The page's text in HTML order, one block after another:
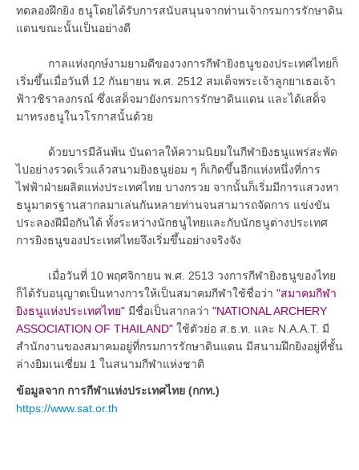
ทดลองฝึกยิง ธนูโดยได้รับการสนับสนุนจากท่านเจ้ากรมการรักษาดิน
แดนขณะนั้นเป็นอย่างดี
กาลแห่งฤกษ์งามยามดีของวงการกีฬายิงธนูของประเทศไทยก็
เริ่มขึ้นเมื่อวันที่ 12 กันยายน พ.ศ. 2512 สมเด็จพระเจ้าลูกยาเธอเจ้า
ฟ้าวชิราลงกรณ์ ซึ่งเสด็จมายังกรมการรักษาดินแดน และได้เสด็จ
มาทรงธนูในวโรกาสนั้นด้วย
ด้วยบารมีล้นพ้น บันดาลให้ความนิยมในกีฬายิงธนูแพร่สะพัด
ไปอย่างรวดเร็วแล้วสนามยิงธนูย่อม ๆ ก็เกิดขึ้นอีกแห่งหนึ่งที่การ
ไฟฟ้าฝ่ายผลิตแห่งประเทศไทย บางกรวย จากนั้นก็เริ่มมีการแสวงหา
ธนูมาตรฐานสากลมาเล่นกันหลายท่านจนสามารถจัดการ แข่งขัน
ประลองฝีมือกันได้ ทั้งระหว่างนักธนูไทยและกับนักธนูต่างประเทศ
การยิงธนูของประเทศไทยจึงเริ่มขึ้นอย่างจริงจัง
เมื่อวันที่ 10 พฤศจิกายน พ.ศ. 2513 วงการกีฬายิงธนูของไทย
ก็ได้รับอนุญาตเป็นทางการให้เป็นสมาคมกีฬาใช้ชื่อว่า "สมาคมกีฬา
ยิงธนูแห่งประเทศไทย" มีชื่อเป็นสากลว่า "NATIONAL ARCHERY
ASSOCIATION OF THAILAND" ใช้ตัวย่อ ส.ธ.ท. และ N.A.A.T. มี
สำนักงานของสมาคมอยู่ที่กรมการรักษาดินแดน มีสนามฝึกยิงอยู่ที่ชั้น
ล่างยิมเนเซี่ยม 1 ในสนามกีฬาแห่งชาติ
ข้อมูลจาก การกีฬาแห่งประเทศไทย (กกท.)
https://www.sat.or.th